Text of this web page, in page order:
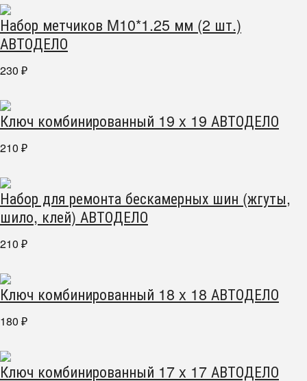
Набор метчиков M10*1.25 мм (2 шт.)
АВТОДЕЛО
230 ₽
Ключ комбинированный 19 x 19 АВТОДЕЛО
210 ₽
Набор для ремонта бескамерных шин (жгуты,
шило, клей) АВТОДЕЛО
210 ₽
Ключ комбинированный 18 x 18 АВТОДЕЛО
180 ₽
Ключ комбинированный 17 x 17 АВТОДЕЛО